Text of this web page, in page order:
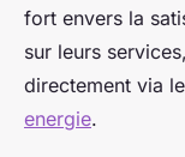
fort envers la
sur leurs
directement via
energie.